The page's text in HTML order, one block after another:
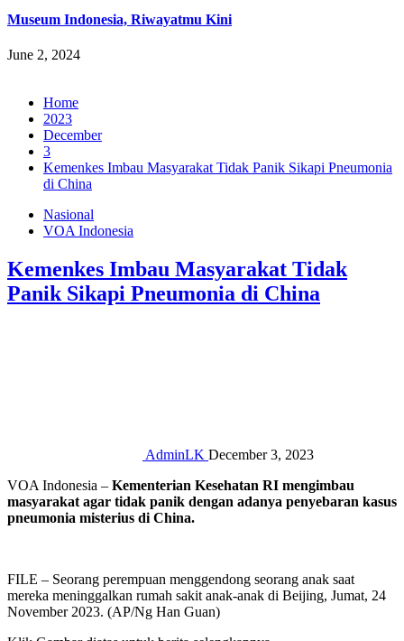
Museum Indonesia, Riwayatmu Kini
June 2, 2024
Home
2023
December
3
Kemenkes Imbau Masyarakat Tidak Panik Sikapi Pneumonia
di China
Nasional
VOA Indonesia
Kemenkes Imbau Masyarakat Tidak
Panik Sikapi Pneumonia di China
AdminLK December 3, 2023
VOA Indonesia – Kementerian Kesehatan RI mengimbau
masyarakat agar tidak panik dengan adanya penyebaran kasus
pneumonia misterius di China.
FILE – Seorang perempuan menggendong seorang anak saat
mereka meninggalkan rumah sakit anak-anak di Beijing, Jumat, 24
November 2023. (AP/Ng Han Guan)